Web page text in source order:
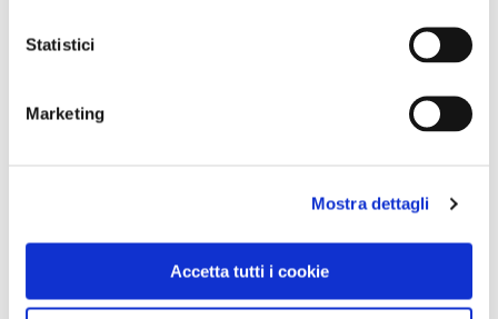
Statistici
Marketing
Mostra dettagli
Accetta tutti i cookie